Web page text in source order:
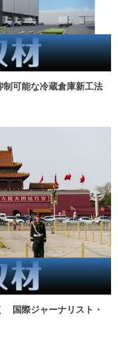
制可能な冷蔵倉庫新工法
国際ジャーナリスト・